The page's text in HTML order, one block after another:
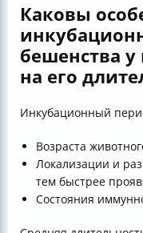
Каковы
бешенства
на его
Инкубационный
Возраста
Локализации и
тем быстрее
Состояния